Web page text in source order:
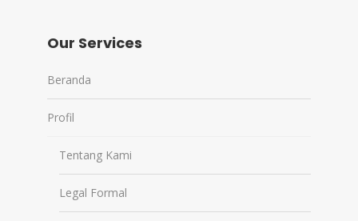
Our Services
Beranda
Profil
Tentang Kami
Legal Formal